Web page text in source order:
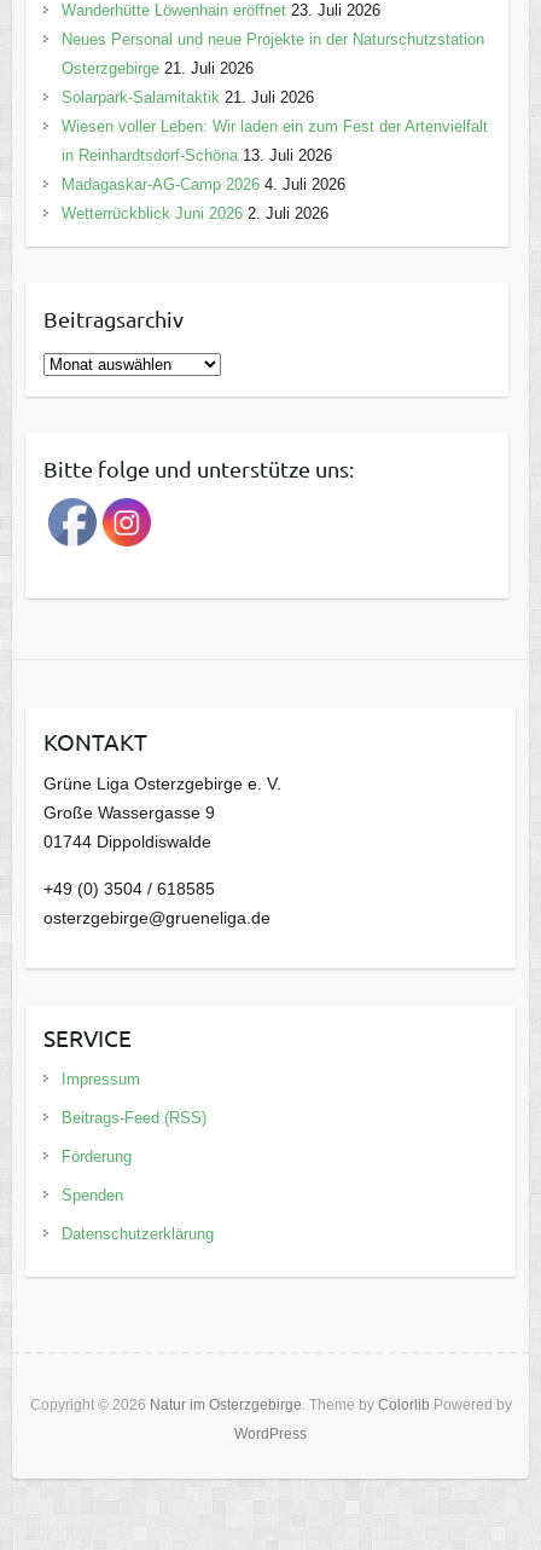
Wanderhütte Löwenhain eröffnet 23. Juli 2026
Neues Personal und neue Projekte in der Naturschutzstation
Osterzgebirge 21. Juli 2026
Solarpark-Salamitaktik 21. Juli 2026
Wiesen voller Leben: Wir laden ein zum Fest der Artenvielfalt
in Reinhardtsdorf-Schöna 13. Juli 2026
Madagaskar-AG-Camp 2026 4. Juli 2026
Wetterrückblick Juni 2026 2. Juli 2026
Beitragsarchiv
B
e
r
a
g
a
v
Bitte folge und unterstütze uns:
KONTAKT
Grüne Liga Osterzgebirge e. V.
Große Wassergasse 9
01744 Dippoldiswalde
+49 (0) 3504 / 618585
osterzgebirge@grueneliga.de
SERVICE
Impressum
Beitrags-Feed (RSS)
Förderung
Spenden
Datenschutzerklärung
Copyright © 2026 Natur im Osterzgebirge. Theme by Colorlib Powered by
WordPress